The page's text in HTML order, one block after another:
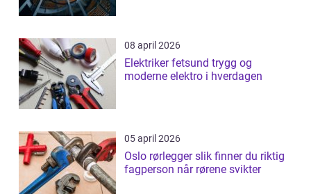
08 april 2026
Elektriker fetsund trygg og
moderne elektro i hverdagen
05 april 2026
Oslo rørlegger slik finner du riktig
fagperson når rørene svikter